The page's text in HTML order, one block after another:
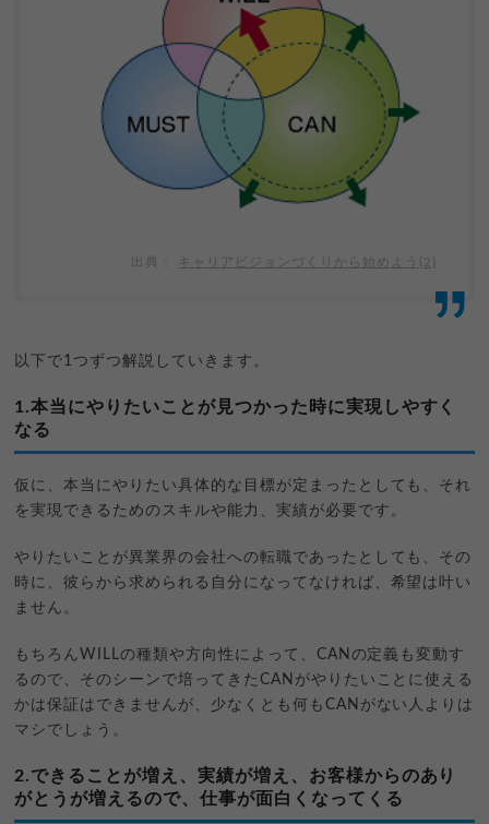
キャリアビジョンづくりから始めよう(2)
以下で1つずつ解説していきます。
1.本当にやりたいことが見つかった時に実現しやすく
なる
仮に、本当にやりたい具体的な目標が定まったとしても、それ
を実現できるためのスキルや能力、実績が必要です。
やりたいことが異業界の会社への転職であったとしても、その
時に、彼らから求められる自分になってなければ、希望は叶い
ません。
もちろんWILLの種類や方向性によって、CANの定義も変動す
るので、そのシーンで培ってきたCANがやりたいことに使える
かは保証はできませんが、少なくとも何もCANがない人よりは
マシでしょう。
2.できることが増え、実績が増え、お客様からのあり
がとうが増えるので、仕事が面白くなってくる